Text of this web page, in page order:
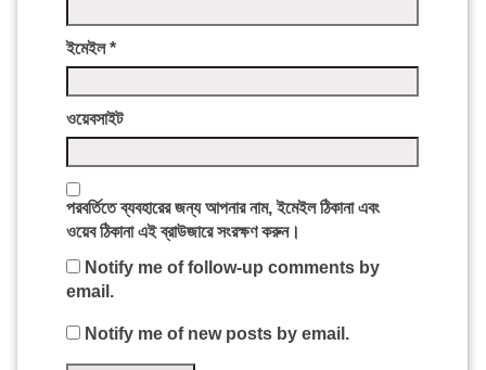
ইমেইল*
ওয়েবসাইট
পরবর্তিতে ব্যবহারের জন্য আপনার নাম, ইমেইল ঠিকানা এবং
ওয়েব ঠিকানা এই ব্রাউজারে সংরক্ষণ করুন।
Notify me of follow-up comments by
email.
Notify me of new posts by email.